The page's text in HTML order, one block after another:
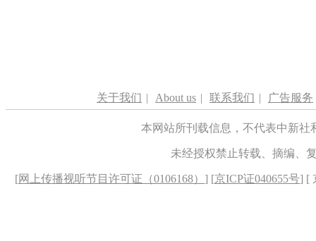
关于我们 | About us | 联系我们 | 广告服务
本网站所刊载信息，不代表中新
未经授权禁止转载、摘编、
[网上传播视听节目许可证（0106168） ] [京ICP证040655号] [